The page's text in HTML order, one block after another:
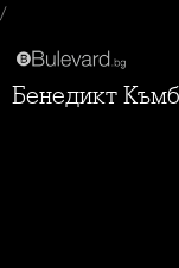
/
Бенедикт